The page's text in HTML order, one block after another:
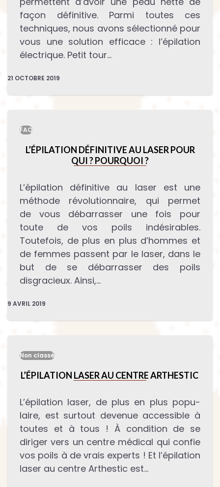
façon définitive. Parmi toutes ces
techniques, nous avons sélectionné pour
vous une solution efficace : l’épilation
électrique. Petit tour…
21 OCTOBRE 2019
FAQ
L’ÉPILATION DÉFINITIVE AU LASER POUR
QUI ? POURQUOI ?
L’épilation définitive au laser est une
méthode révolutionnaire, qui permet
de vous débarrasser une fois pour
toute de vos poils indésirables.
Toutefois, de plus en plus d’hommes et
de femmes passent par le laser, dans le
but de se débarrasser des poils
disgracieux. Ainsi,…
9 AVRIL 2019
Non classé
L’ÉPILATION LASER AU CENTRE ARTHESTIC
L’épilation laser, de plus en plus popu­
laire, est surtout devenue accessible à
toutes et à tous ! À condition de se
diriger vers un centre médical qui confie
vos poils à de vrais experts ! Et l’épilation
laser au centre Arthestic est…